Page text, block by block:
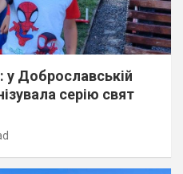
у Доброславській
серію свят